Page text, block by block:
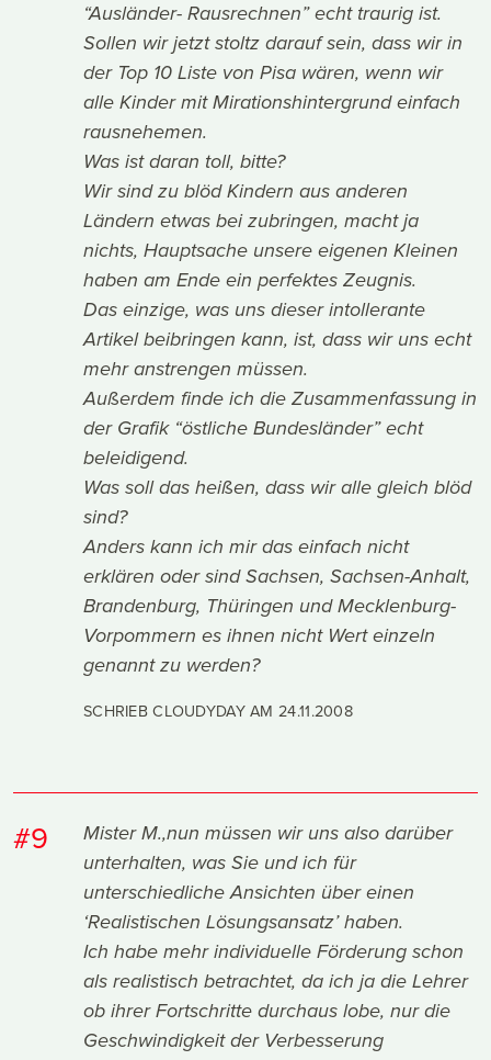
“Ausländer- Rausrechnen” echt traurig ist.
Sollen wir jetzt stoltz darauf sein, dass wir in
der Top 10 Liste von Pisa wären, wenn wir
alle Kinder mit Mirationshintergrund einfach
rausnehemen.
Was ist daran toll, bitte?
Wir sind zu blöd Kindern aus anderen
Ländern etwas bei zubringen, macht ja
nichts, Hauptsache unsere eigenen Kleinen
haben am Ende ein perfektes Zeugnis.
Das einzige, was uns dieser intollerante
Artikel beibringen kann, ist, dass wir uns echt
mehr anstrengen müssen.
Außerdem finde ich die Zusammenfassung in
der Grafik “östliche Bundesländer” echt
beleidigend.
Was soll das heißen, dass wir alle gleich blöd
sind?
Anders kann ich mir das einfach nicht
erklären oder sind Sachsen, Sachsen-Anhalt,
Brandenburg, Thüringen und Mecklenburg-
Vorpommern es ihnen nicht Wert einzeln
genannt zu werden?
SCHRIEB CLOUDYDAY AM24.11.2008
#9
Mister M.,nun müssen wir uns also darüber
unterhalten, was Sie und ich für
unterschiedliche Ansichten über einen
‘Realistischen Lösungsansatz’ haben.
Ich habe mehr individuelle Förderung schon
als realistisch betrachtet, da ich ja die Lehrer
ob ihrer Fortschritte durchaus lobe, nur die
Geschwindigkeit der Verbesserung